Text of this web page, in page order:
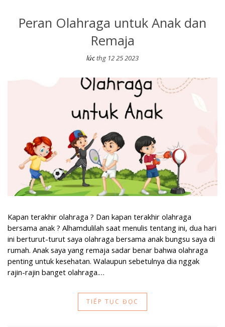
Peran Olahraga untuk Anak dan
Remaja
lúcthg 12 25 2023
Peran Olahraga untuk Anak dan Remaja
Kapan terakhir olahraga ? Dan kapan terakhir olahraga
bersama anak ? Alhamdulilah saat menulis tentang ini, dua hari
ini berturut-turut saya olahraga bersama anak bungsu saya di
rumah. Anak saya yang remaja sadar benar bahwa olahraga
penting untuk kesehatan. Walaupun sebetulnya dia nggak
rajin-rajin banget olahraga.…
TIẾP TỤC ĐỌC